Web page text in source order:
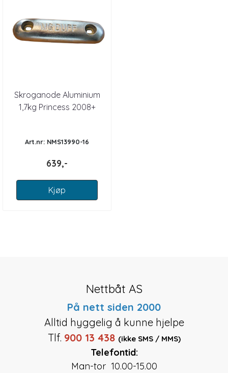
Skroganode Aluminium
1,7kg Princess 2008+
Art.nr: NMS13990-16
639,-
Kjøp
Nettbåt AS
På nett siden 2000
Alltid hyggelig å kunne hjelpe
Tlf. 900 13 438 (ikke SMS / MMS)
Telefontid:
Man-tor 10.00-15.00